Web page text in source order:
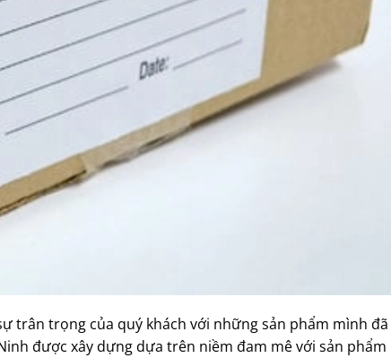
trân trọng của quý khách với những sản phẩm mình
được xây dựng dựa trên niềm đam mê với sản phẩm